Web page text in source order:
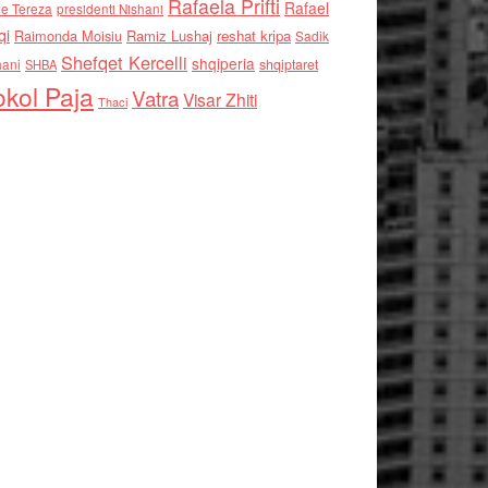
Tereza presidenti Nishani Rafaela Prifti Rafael
Raimonda Moisiu Ramiz Lushaj reshat kripa Sadik
SHBA Shefqet Kercelli shqiperia shqiptaret
Paja Thaci VatraVisar Zhiti